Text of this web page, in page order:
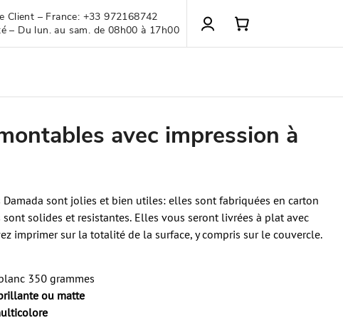
Client – France: +33 972168742
– Du lun. au sam. de 08h00 à 17h00
avec impression à
Damada sont jolies et bien utiles: elles sont fabriquées en carton
solides et resistantes. Elles vous seront livrées à plat avec
imprimer sur la totalité de la surface, y compris sur le couvercle.
350 grammes
ou matte